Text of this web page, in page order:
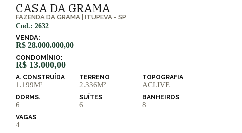
CASA DA GRAMA
FAZENDA DA GRAMA |ITUPEVA - SP
Cod.: 2632
VENDA:
R$ 28.000.000,00
CONDOMÍNIO:
R$ 13.000,00
A. CONSTRUÍDA
1.199M²
TERRENO
2.336M²
TOPOGRAFIA
ACLIVE
DORMS.
6
SUÍTES
6
BANHEIROS
8
VAGAS
4